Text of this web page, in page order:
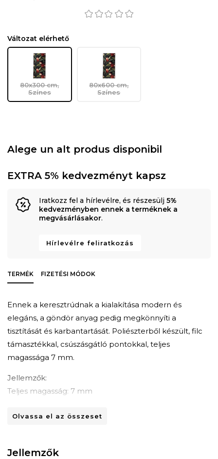
Változat elérhető
80x300 cm,
Színes
80x600 cm,
Színes
Alege un alt produs disponibil
EXTRA 5% kedvezményt kapsz
Iratkozz fel a hírlevélre, és részesülj 5%
kedvezményben ennek a terméknek a
megvásárlásakor.
Hírlevélre feliratkozás
TERMÉK FIZETÉSI MÓDOK
Ennek a keresztrúdnak a kialakítása modern és
elegáns, a göndör anyag pedig megkönnyíti a
tisztítását és karbantartását. Poliészterből készült, filc
támasztékkal, csúszásgátló pontokkal, teljes
magassága 7 mm.
Jellemzők:
Teljes magasság: 7 mm
Megjelenés: göndör szál
Kezelési útmutató:
Olvassa el az összeset
Jellemzők